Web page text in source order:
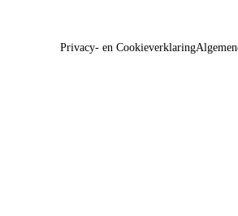
Privacy- en Cookieverklaring